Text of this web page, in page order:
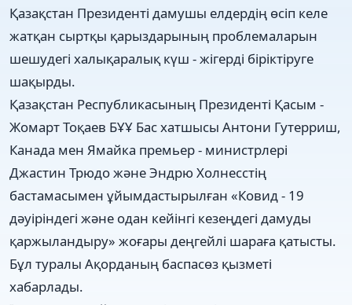
Қазақстан Президенті дамушы елдердің өсіп келе
жатқан сыртқы қарыздарының проблемаларын
шешудегі халықаралық күш - жігерді біріктіруге
шақырды.
Қазақстан Республикасының Президенті Қасым -
Жомарт Тоқаев БҰҰ Бас хатшысы Антони Гутерриш,
Канада мен Ямайка премьер - министрлері
Джастин Трюдо және Эндрю Холнесстің
бастамасымен ұйымдастырылған «Ковид - 19
дәуіріндегі және одан кейінгі кезеңдегі дамуды
қаржыландыру» жоғары деңгейлі шараға қатысты.
Бұл туралы Ақорданың баспасөз қызметі
хабарлады.